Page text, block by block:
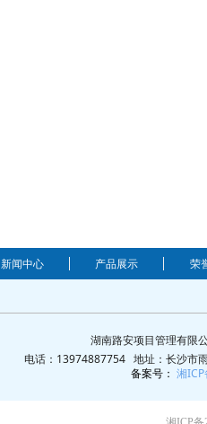
新闻中心 产品展示 荣
湖南路安项目管理有限
电话：13974887754 地址：长沙市
备案号： 湘